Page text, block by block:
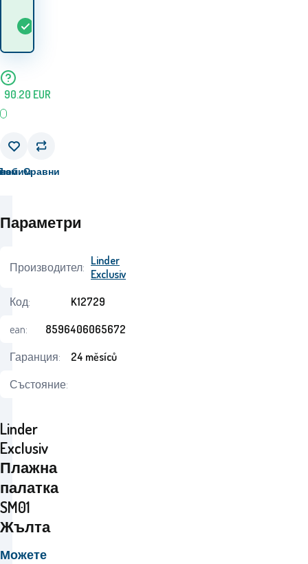
90.20 EUR
Сравни
Linder
Exclusiv
Плажна
палатка
SM01
Жълта
Можете
Параметри
Производител: Linder
Exclusiv
Код:
K12729
ean:
8596406065672
Гаранция:
24 měsíců
Състояние: